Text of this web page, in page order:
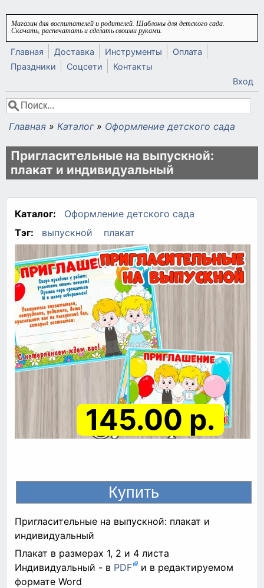
Перейти к основному содержанию
Магазин для воспитателей и родителей. Шаблоны для детского сада.
Скачать, распечатать и сделать своими руками.
Главная Доставка Инструменты
Оплата
Праздники
Соцсети
Контакты
Вход
Форма поиска
Поиск
Вы здесь
Главная » Каталог » Оформление детского сада
Пригласительные на выпускной:
плакат и индивидуальный
Каталог:
Оформление детского сада
Тэг:
выпускной плакат
145.00 р.
Пригласительные на выпускной: плакат и
индивидуальный
Плакат в размерах 1, 2 и 4 листа
Индивидуальный - в PDF
и в редактируемом
формате Word